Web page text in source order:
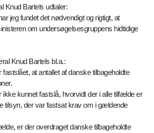
Knud Bartels udtaler:
jeg fundet det nødvendigt og rigtigt, at
om undersøgelsesgruppens hidtidige
Knud Bartels bl.a.:
at antallet af danske tilbageholdte
kunnet fastslå, hvorvidt der i alle tilfælde er
tilsyn, der var fastsat krav om i gældende
er der overdraget danske tilbageholdte